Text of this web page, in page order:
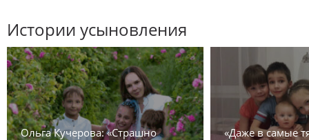
Истории усыновления
Ольга Кучерова: «Страшно
«Даже в самые